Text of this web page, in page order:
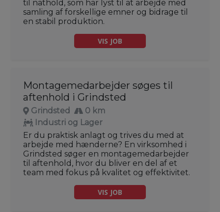
til nathold, som har lyst til at arbejde med
samling af forskellige emner og bidrage til
en stabil produktion.
VIS JOB
Montagemedarbejder søges til
aftenhold i Grindsted
Grindsted
0 km
Industri og Lager
Er du praktisk anlagt og trives du med at
arbejde med hænderne? En virksomhed i
Grindsted søger en montagemedarbejder
til aftenhold, hvor du bliver en del af et
team med fokus på kvalitet og effektivitet.
VIS JOB